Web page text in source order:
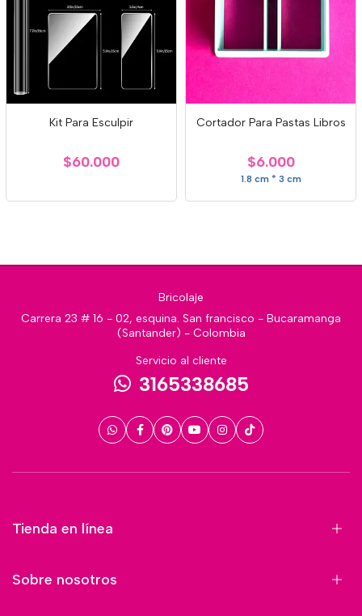
Kit Para Esculpir
$60.000
Cortador Para Pastas Libros
$6.000
1.8 cm * 3 cm
Bricolaje
Carrera 23 # 16 - 02, esquina. San francisco - Bucaramanga
(Santander) - Colombia
Servicio al cliente
3165338685
Tienda en línea
Sobre nosotros